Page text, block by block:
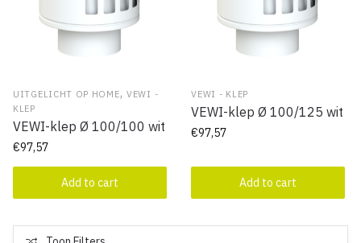
UITGELICHT OP HOME,VEWI -
KLEP
VEWI-klep Ø 100/100 wit
€97,57
Add to cart
VEWI - KLEP
VEWI-klep Ø 100/125 wit
€97,57
Add to cart